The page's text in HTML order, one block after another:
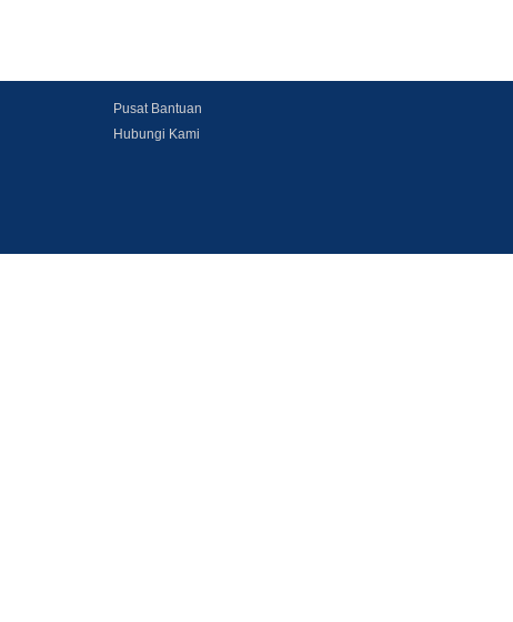
Pusat Bantuan
Hubungi Kami